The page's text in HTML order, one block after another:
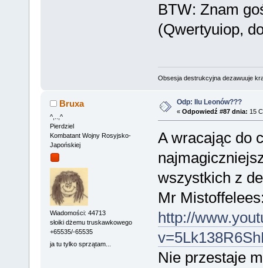
BTW: Znam
(Qwertyuiop,
Obsesja destrukcyjna dezawuuje
Bruxa
^,..,^
Pierdziel
Kombatant Wojny Rosyjsko-
Japońskiej
Wiadomości: 44713
słoiki dżemu truskawkowego
+65535/-65535
ja tu tylko sprzątam...
Odp: Ilu Leonów???
« Odpowiedź #87 dnia: 15
A wracając do
wszystkich z
Mr
http://
Nie przestaje